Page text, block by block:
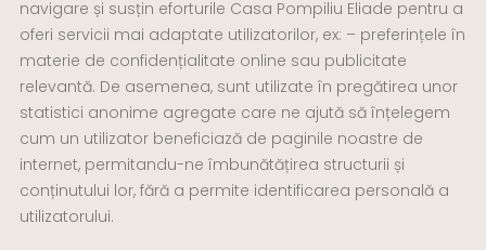
navigare și susțin eforturile Casa Pompiliu Eliade pentru a
oferi servicii mai adaptate utilizatorilor, ex: – preferințele în
materie de confidențialitate online sau publicitate
relevantă. De asemenea, sunt utilizate în pregătirea unor
statistici anonime agregate care ne ajută să înțelegem
cum un utilizator beneficiază de paginile noastre de
internet, permitandu-ne îmbunătățirea structurii și
conținutului lor, fără a permite identificarea personală a
utilizatorului.